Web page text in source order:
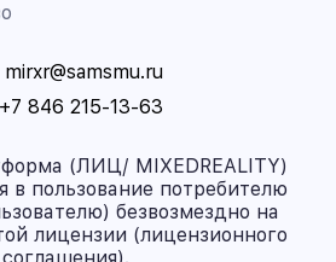
mirxr@samsmu.ru
+7 846 215-13-63
(ЛИЦ/ MIXEDREALITY)
в пользование потребителю
безвозмездно на
лицензии (лицензионного